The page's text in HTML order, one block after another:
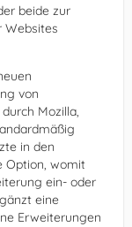
beide zur
Websites
von
Mozilla,
in den
Option, womit
ein- oder
eine
Erweiterungen